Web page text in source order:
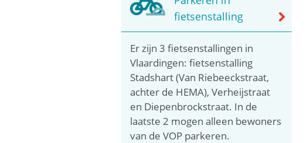
fietsenstalling
Er zijn 3 fietsenstallingen in
Vlaardingen: fietsenstalling
Stadshart (Van Riebeeckstraat,
achter de HEMA), Verheijstraat
en Diepenbrockstraat. In de
laatste 2 mogen alleen bewoners
van de VOP parkeren.